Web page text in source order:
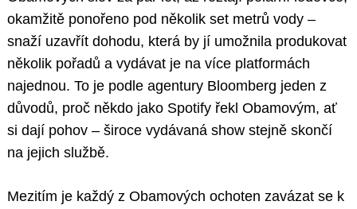
okamžitě ponořeno pod několik set metrů vody –
snaží uzavřít dohodu, která by jí umožnila produkovat
několik pořadů a vydávat je na více platformách
najednou. To je podle agentury Bloomberg jeden z
důvodů, proč někdo jako Spotify řekl Obamovým, ať
si dají pohov – široce vydávaná show stejně skončí
na jejich službě.
Mezitím je každý z Obamových ochoten zavázat se k